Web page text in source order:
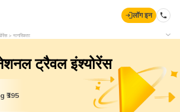
लॉग इन
नागरिकता
ट्रैवल इंश्योरेंस
₹395